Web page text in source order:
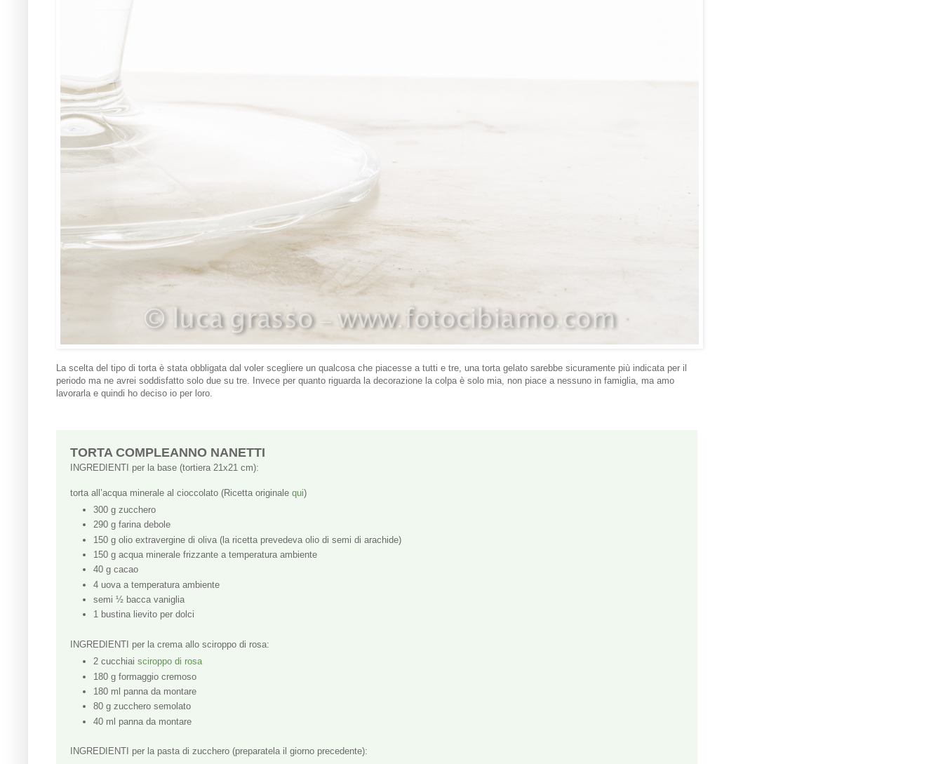
La scelta del tipo di torta è stata obbligata dal voler scegliere un qualcosa che piacesse a tutti e tre, una torta gelato sarebbe sicuramente più indicata per il
periodo ma ne avrei soddisfatto solo due su tre. Invece per quanto riguarda la decorazione la colpa è solo mia, non piace a nessuno in famiglia, ma amo
lavorarla e quindi ho deciso io per loro.
TORTA COMPLEANNO NANETTI
INGREDIENTI per la base (tortiera 21x21 cm):
torta all’acqua minerale al cioccolato (Ricetta originale qui)
300 g zucchero
290 g farina debole
150 g olio extravergine di oliva (la ricetta prevedeva olio di semi di arachide)
150 g acqua minerale frizzante a temperatura ambiente
40 g cacao
4 uova a temperatura ambiente
semi ½ bacca vaniglia
1 bustina lievito per dolci
INGREDIENTI per la crema allo sciroppo di rosa:
2 cucchiai sciroppo di rosa
180 g formaggio cremoso
180 ml panna da montare
80 g zucchero semolato
40 ml panna da montare
INGREDIENTI per la pasta di zucchero (preparatela il giorno precedente):